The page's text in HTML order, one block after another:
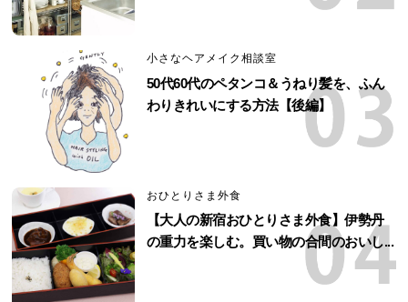
小さなヘアメイク相談室
50代60代のペタンコ＆うねり髪を、ふん
わりきれいにする方法【後編】
おひとりさま外食
【大人の新宿おひとりさま外食】伊勢丹
の重力を楽しむ。買い物の合間のおいし...